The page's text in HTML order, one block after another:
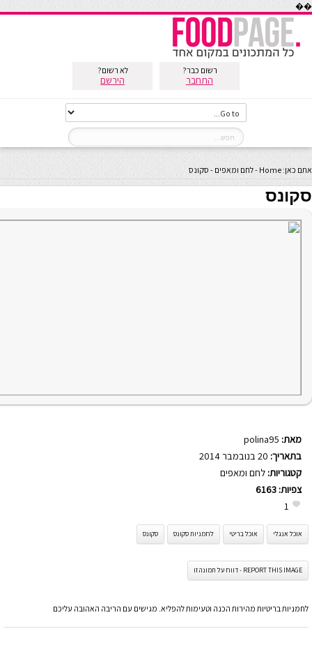
��
רשום כבר?
התחבר
לא רשום?
הירשם
אתם כאן: Home
-לחם ומאפים - סקונס
סקונס
מאת: polina95
בתאריך:
קטגוריות: לחם ומאפים
צפיות: 6163
1
אוכל אנגלי אוכל בריטי לחמניות סקונס סקונס
REPORT THIS IMAGE - דווח על תמונה זו
לחמניות בריטיות מהירות הכנה וטעימות להפליא. מגישים עם הריבה האהובה עליכם